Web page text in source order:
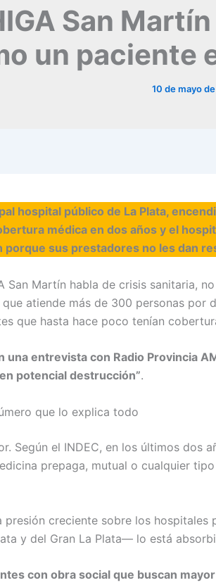
San
un
10 de mayo
hospital público de La Plata,
médica en dos años y el
porque sus prestadores no les dan
Martín habla de crisis sanitaria,
atiende más de 300 personas por
que hasta hace poco tenían
entrevista con Radio Provincia
potencial destrucción”.
que lo explica todo
Según el INDEC, en los últimos dos
prepaga, mutual o cualquier
creciente sobre los hospitales
y del Gran La Plata— lo está
con obra social que buscan